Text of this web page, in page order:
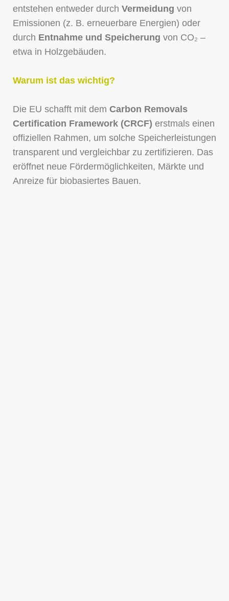
entstehen entweder durch Vermeidung von
Emissionen (z. B. erneuerbare Energien) oder
durch Entnahme und Speicherung von CO₂ –
etwa in Holzgebäuden.
Warum ist das wichtig?
Die EU schafft mit dem Carbon Removals
Certification Framework (CRCF) erstmals einen
offiziellen Rahmen, um solche Speicherleistungen
transparent und vergleichbar zu zertifizieren. Das
eröffnet neue Fördermöglichkeiten, Märkte und
Anreize für biobasiertes Bauen.